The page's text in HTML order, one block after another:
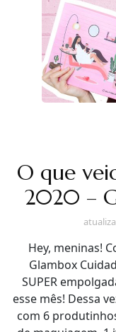
O que
2020 –
Hey, meninas!
Glambox
SUPER
esse mês! Dessa
com 6